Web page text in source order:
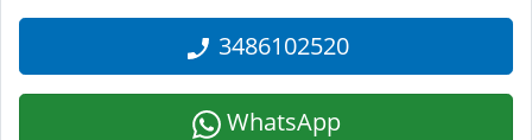
3486102520
WhatsApp